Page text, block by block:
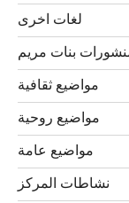
لغات اخرى
بنات مريم
مواضيع ثقافية
مواضيع روحية
مواضيع عامة
نشاطات المركز